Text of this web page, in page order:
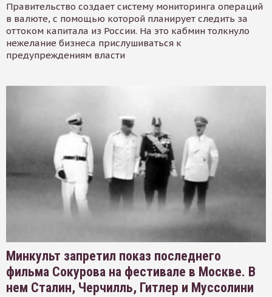
Правительство создает систему мониторинга операций
в валюте, с помощью которой планирует следить за
оттоком капитала из России. На это кабмин толкнуло
нежелание бизнеса прислушиваться к
предупреждениям власти
Минкульт запретил показ последнего
фильма Сокурова на фестивале в Москве. В
нем Сталин, Черчилль, Гитлер и Муссолини